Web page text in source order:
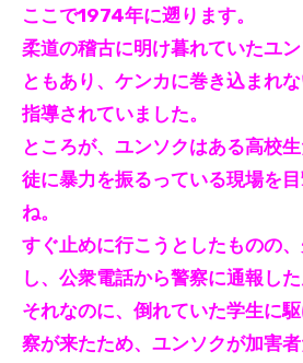
ここで1974年に遡ります。
柔道の稽古に明け暮れていたユ
ともあり、ケンカに巻き込まれ
指導されていました。
ところが、ユンソクはある高校
徒に暴力を振るっている現場を
ね。
すぐ止めに行こうとしたものの
し、公衆電話から警察に通報した
それなのに、倒れていた学生に
察が来たため、ユンソクが加害